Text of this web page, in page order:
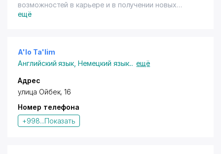
возможностей в карьере и в получении новых
впечатлений. Если хотите перемен, то начинайте
ещё
A'lo Ta'lim
Английский язык ,Немецкий язык... ещё
Адрес
улица Ойбек, 16
Номер телефона
+998...Показать